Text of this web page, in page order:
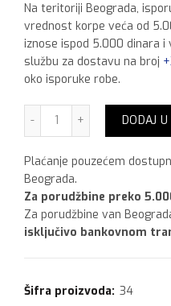
Na teritoriji Beograda,
vrednost korpe veća od
iznose ispod 5.000 dinara
službu za dostavu na broj
oko isporuke robe.
Gips 2 kg količina
DODAJ
Plaćanje pouzećem
Beograda.
Za porudžbine preko
Za porudžbine van
isključivo bankovnom
Šifra proizvoda: 34